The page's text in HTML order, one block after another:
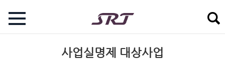
사업실명제 대상사업